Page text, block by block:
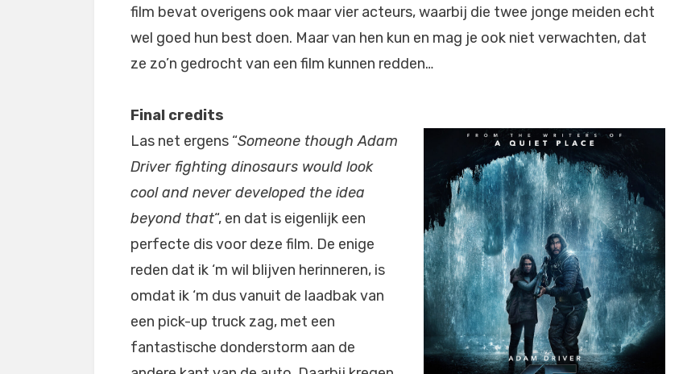
film bevat overigens ook maar vier acteurs, waarbij die twee jonge meiden echt
wel goed hun best doen. Maar van hen kun en mag je ook niet verwachten, dat
ze zo’n gedrocht van een film kunnen redden…
Final credits
Las net ergens “Someone though Adam
Driver fighting dinosaurs would look
cool and never developed the idea
beyond that“, en dat is eigenlijk een
perfecte dis voor deze film. De enige
reden dat ik ‘m wil blijven herinneren, is
omdat ik ‘m dus vanuit de laadbak van
een pick-up truck zag, met een
fantastische donderstorm aan de